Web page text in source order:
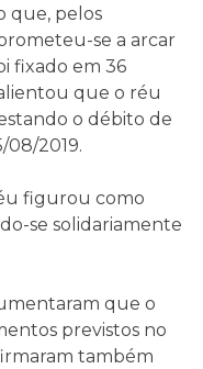
que, pelos
se a arcar
fixado em 36
que o réu
o débito de
08/2019.
figurou como
se solidariamente
que o
previstos no
também